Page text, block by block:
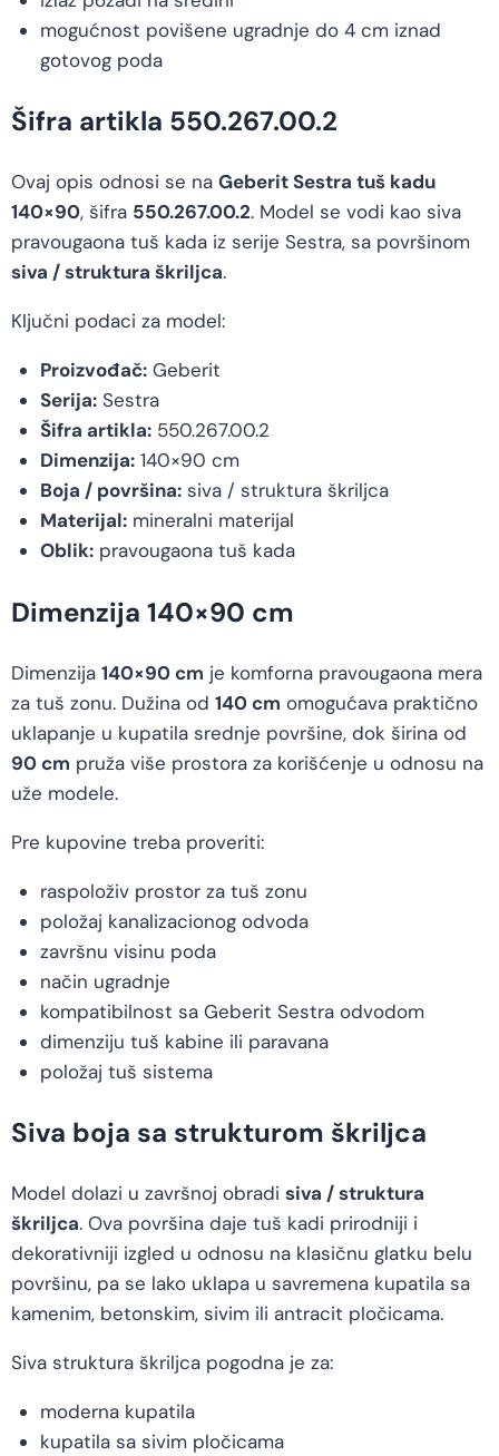
mogućnost povišene ugradnje do 4 cm iznad
gotovog poda
Šifra artikla 550.267.00.2
Ovaj opis odnosi se na Geberit Sestra tuš kadu
140×90, šifra 550.267.00.2. Model se vodi kao siva
pravougaona tuš kada iz serije Sestra, sa površinom
siva / struktura škriljca.
Ključni podaci za model:
Proizvođač:Geberit
Serija:Sestra
Šifra artikla:550.267.00.2
Dimenzija:140×90 cm
Boja / površina:siva / struktura škriljca
Materijal:mineralni materijal
Oblik:pravougaona tuš kada
Dimenzija 140×90 cm
Dimenzija 140×90 cm je komforna pravougaona mera
za tuš zonu. Dužina od 140 cm omogućava praktično
uklapanje u kupatila srednje površine, dok širina od
90 cm pruža više prostora za korišćenje u odnosu na
uže modele.
Pre kupovine treba proveriti:
raspoloživ prostor za tuš zonu
položaj kanalizacionog odvoda
završnu visinu poda
način ugradnje
kompatibilnost sa Geberit Sestra odvodom
dimenziju tuš kabine ili paravana
položaj tuš sistema
Siva boja sa strukturom škriljca
Model dolazi u završnoj obradi siva / struktura
škriljca. Ova površina daje tuš kadi prirodniji i
dekorativniji izgled u odnosu na klasičnu glatku belu
površinu, pa se lako uklapa u savremena kupatila sa
kamenim, betonskim, sivim ili antracit pločicama.
Siva struktura škriljca pogodna je za:
moderna kupatila
kupatila sa sivim pločicama